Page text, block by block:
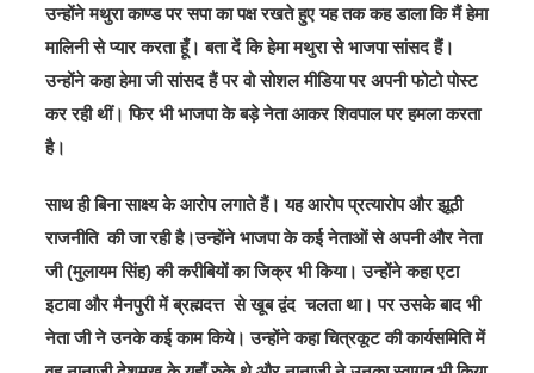
उन्होंने मथुरा काण्ड पर सपा का पक्ष रखते हुए यह तक कह डाला कि मैं हेमा
मालिनी से प्यार करता हूँ। बता दें कि हेमा मथुरा से भाजपा सांसद हैं।
उन्होंने कहा हेमा जी सांसद हैं पर वो सोशल मीडिया पर अपनी फोटो पोस्ट
कर रही थीं। फिर भी भाजपा के बड़े नेता आकर शिवपाल पर हमला करता
है।
साथ ही बिना साक्ष्य के आरोप लगाते हैं। यह आरोप प्रत्यारोप और झूठी
राजनीति की जा रही है।उन्होंने भाजपा के कई नेताओं से अपनी और नेता
जी (मुलायम सिंह) की करीबियों का जिक्र भी किया। उन्होंने कहा एटा
इटावा और मैनपुरी में ब्रह्मदत्त से खूब द्वंद चलता था। पर उसके बाद भी
नेता जी ने उनके कई काम किये। उन्होंने कहा चित्रकूट की कार्यसमिति में